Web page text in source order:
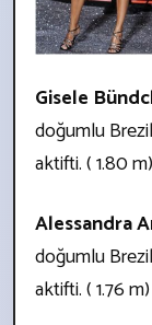
Gisele
doğumlu
aktifti. ( 1.80 m)
Alessandra
doğumlu
aktifti. ( 1.76 m)